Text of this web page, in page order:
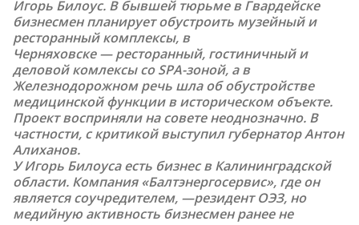
Игорь Билоус. В бывшей тюрьме в Гвардейске
бизнесмен планирует обустроить музейный и
ресторанный комплексы, в
Черняховске—ресторанный, гостиничный и
деловой комлексы со SPA-зоной, а в
Железнодорожном речь шла об обустройстве
медицинской функции в историческом объекте.
Проект восприняли на совете неоднозначно. В
частности, с критикойвыступилгубернатор Антон
Алиханов.
У Игорь Билоуса есть бизнес в Калининградской
области. Компания «Балтэнергосервис», где он
является соучредителем, —резидент ОЭЗ, но
медийную активность бизнесмен ранее не